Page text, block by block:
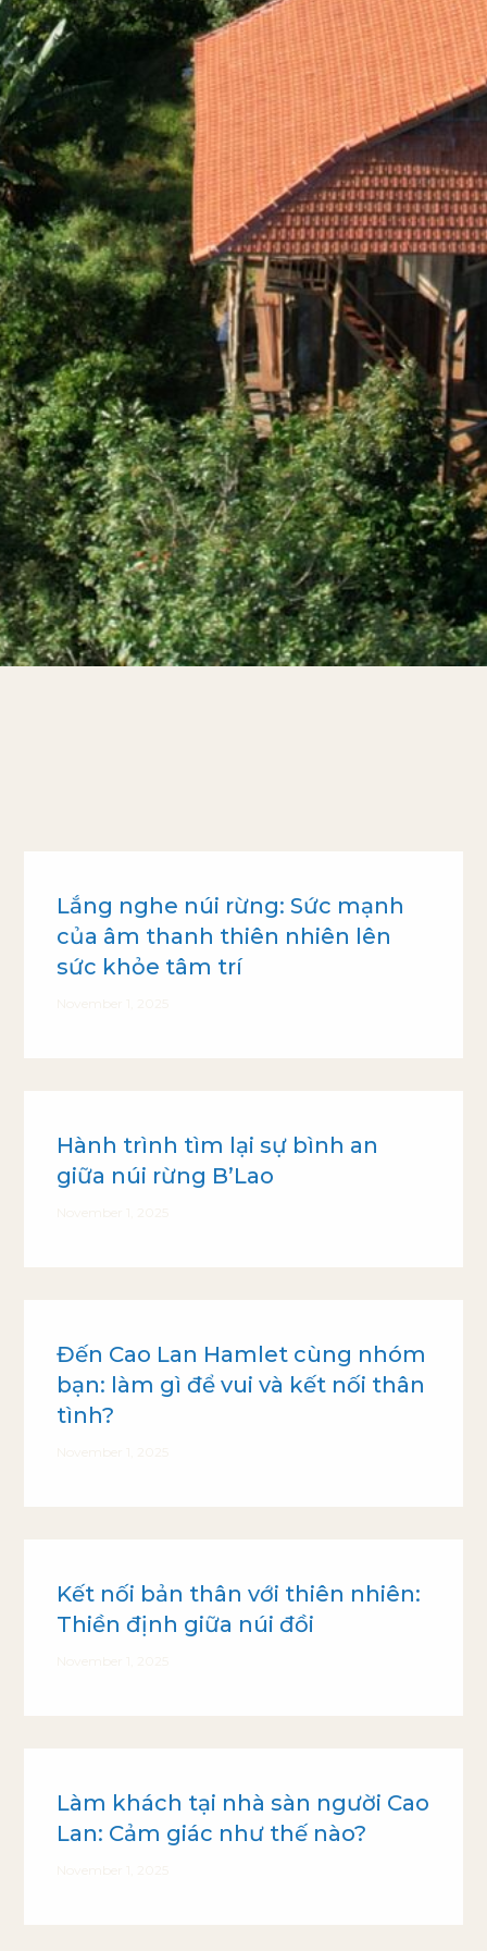
Lắng nghe núi rừng: Sức mạnh
của âm thanh thiên nhiên lên
sức khỏe tâm trí
Hành trình tìm lại sự bình an
giữa núi rừng B’Lao
Đến Cao Lan Hamlet cùng nhóm
bạn: làm gì để vui và kết nối thân
tình?
Kết nối bản thân với thiên nhiên:
Thiền định giữa núi đồi
Làm khách tại nhà sàn người Cao
Lan: Cảm giác như thế nào?